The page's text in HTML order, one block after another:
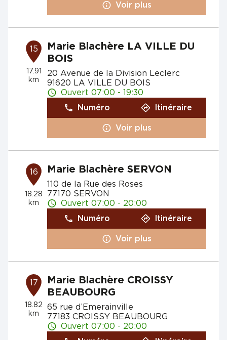
Voir plus
15
17.91
km
Marie Blachère LA VILLE DU
BOIS
20 Avenue de la Division Leclerc
91620 LA VILLE DU BOIS
Ouvert 07:00 - 19:30
Numéro
Itinéraire
Voir plus
16
18.28
km
Marie Blachère SERVON
110 de la Rue des Roses
77170 SERVON
Ouvert 07:00 - 20:00
Numéro
Itinéraire
Voir plus
17
18.82
km
Marie Blachère CROISSY
BEAUBOURG
65 rue d’Emerainville
77183 CROISSY BEAUBOURG
Ouvert 07:00 - 20:00